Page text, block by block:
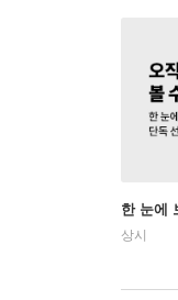
한 눈에
상시